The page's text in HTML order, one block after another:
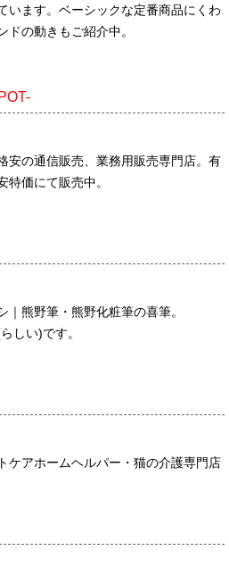
います。ベーシックな定番商品にくわ
ドの動きもご紹介中。
安の通信販売、業務用販売専門店。有
価にて販売中。
熊野筆・熊野化粧筆の喜筆。
しい)です。
ケアホームヘルパー・猫の介護専門店